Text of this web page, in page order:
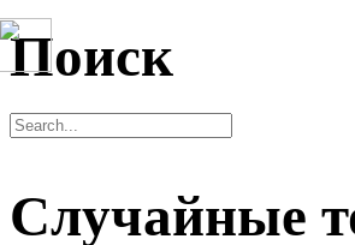
Поиск
Случайные